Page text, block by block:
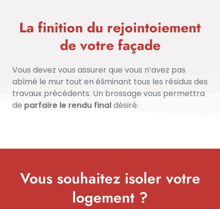
La finition du rejointoiement
de votre façade
Vous devez vous assurer que vous n’avez pas
abîmé le mur tout en éliminant tous les résidus des
travaux précédents. Un brossage vous permettra
de parfaire le rendu finaldésiré.
Vous souhaitez isoler votre
logement ?